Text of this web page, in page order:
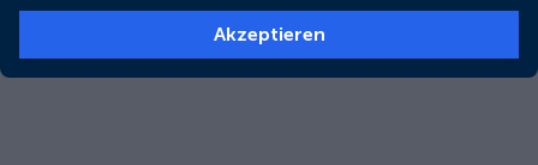
Akzeptieren